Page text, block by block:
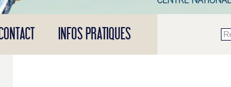
INFOS PRATIQUES